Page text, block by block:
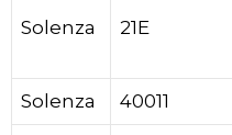
Solenza 21E
Solenza 40011